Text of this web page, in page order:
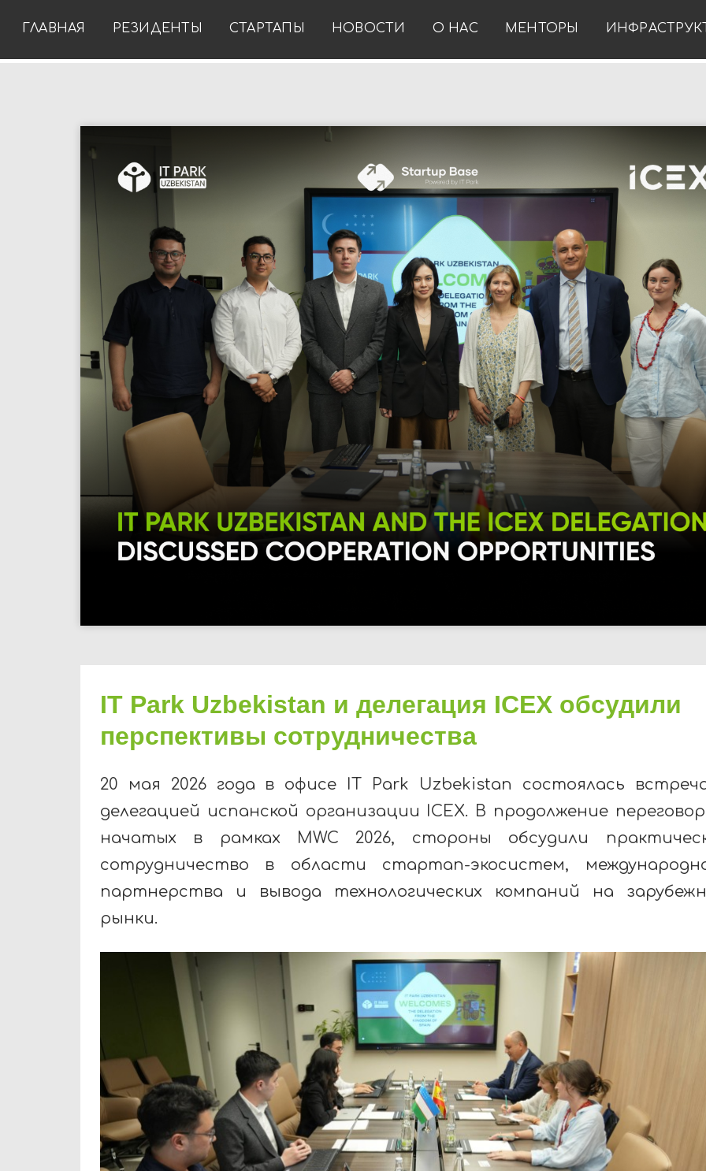
ГЛАВНАЯ РЕЗИДЕНТЫ СТАРТАПЫ НОВОСТИ О НАС МЕНТОРЫ
IT Park Uzbekistan и делегация ICEX обсудили
перспективы сотрудничества
20 мая 2026 года в офисе IT Park Uzbekistan состоялась
делегацией испанской организации ICEX. В продолжение
начатых в рамках MWC 2026, стороны обсудили
сотрудничество в области стартап-экосистем,
партнерства и вывода технологических компаний на
рынки.